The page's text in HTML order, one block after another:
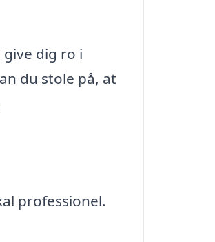
dig ro i
du stole på, at
professionel.